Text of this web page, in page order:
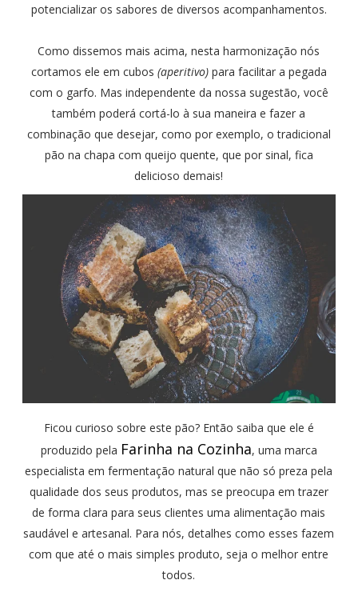
potencializar os sabores de diversos acompanhamentos.
Como dissemos mais acima, nesta harmonização nós
cortamos ele em cubos (aperitivo)para facilitar a pegada
com o garfo. Mas independente da nossa sugestão, você
também poderá cortá-lo à sua maneira e fazer a
combinação que desejar, como por exemplo, o tradicional
pão na chapa com queijo quente, que por sinal, fica
delicioso demais!
Ficou curioso sobre este pão? Então saiba que ele é
produzido pela Farinha na Cozinha, uma marca
especialista em fermentação natural que não só preza pela
qualidade dos seus produtos, mas se preocupa em trazer
de forma clara para seus clientes uma alimentação mais
saudável e artesanal. Para nós, detalhes como esses fazem
com que até o mais simples produto, seja o melhor entre
todos.